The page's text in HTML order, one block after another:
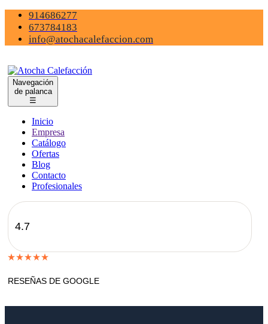
914686277
673784183
info@atochacalefaccion.com
Navegación
de palanca
☰
Inicio
Empresa
Catálogo
Ofertas
Blog
Contacto
Profesionales
4.7
RESEÑAS DE GOOGLE